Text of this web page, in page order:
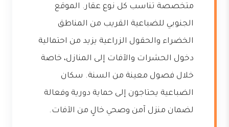
متخصصة تناسب كل نوع عقار. الموقع
الجنوبي للضباعية القريب من المناطق
الخضراء والحقول الزراعية يزيد من احتمالية
دخول الحشرات والآفات إلى المنازل، خاصة
خلال فصول معينة من السنة. سكان
الضباعية يحتاجون إلى حماية دورية وفعالة
لضمان منزل آمن وصحي خالٍ من الآفات.